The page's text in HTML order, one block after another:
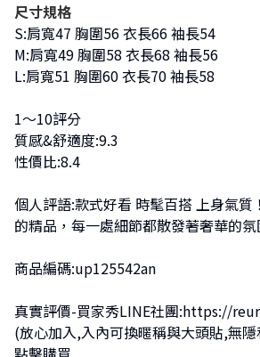
尺寸規格
S:肩寬47 胸圍56 衣長66 袖長54
M:肩寬49 胸圍58 衣長68 袖長56
L:肩寬51 胸圍60 衣長70 袖長58
1～10評分
質感&舒適度:9.3
性價比:8.4
個人評語:款式好看 時髦百搭 上身氣質
的精品，每一處細節都散發著奢華的氛
商品編碼:up125542an
真實評價-買家秀LINE社團:https://
(放心加入,入內可換暱稱與大頭貼,無